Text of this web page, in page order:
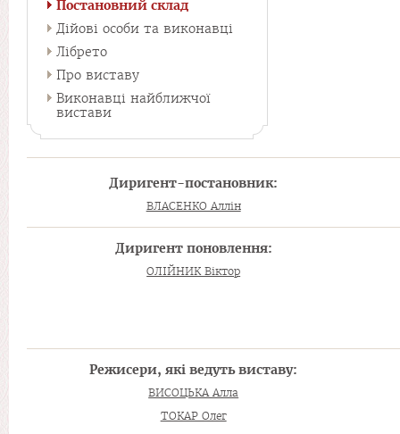
Постановний склад
Дійові особи та виконавці
Лібрето
Про виставу
Виконавці найближчої
вистави
Диригент-постановник:
ВЛАСЕНКО Аллін
Диригент поновлення:
ОЛІЙНИК Віктор
Режисери, які ведуть виставу:
ВИСОЦЬКА Алла
ТОКАР Олег